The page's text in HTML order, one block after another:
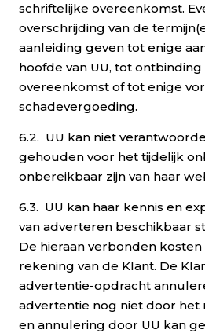
schriftelijke overeenkomst.
overschrijding van de
aanleiding geven tot enige
hoofde van UU, tot ontbinding
overeenkomst of tot enige
schadevergoeding.
6.2. UU kan niet
gehouden voor het tijdelijk
onbereikbaar zijn van haar
6.3. UU kan haar kennis en
van adverteren beschikbaar
De hieraan verbonden
rekening van de Klant. De
advertentie-opdracht
advertentie nog niet door het
en annulering door UU kan